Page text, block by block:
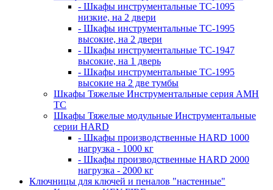
- Шкафы инструментальные TC-1095
низкие, на 2 двери
- Шкафы инструментальные TC-1995
высокие, на 2 двери
- Шкафы инструментальные ТС-1947
высокие, на 1 дверь
- Шкафы инструментальные ТС-1995
высокие на 2 две тумбы
Шкафы Тяжелые Инструментальные серия AMH
TC
Шкафы Тяжелые модульные Инструментальные
серии HARD
- Шкафы производственные HARD 1000
нагрузка - 1000 кг
- Шкафы производственные HARD 2000
нагрузка - 2000 кг
Ключницы для ключей и пеналов "настенные"